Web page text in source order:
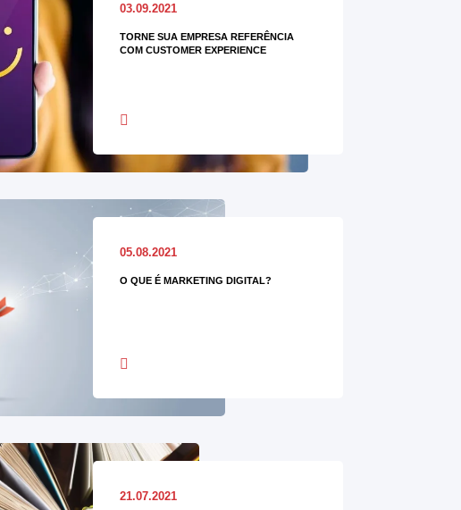
03.09.2021
TORNE SUA EMPRESA REFERÊNCIA
COM CUSTOMER EXPERIENCE
05.08.2021
O QUE É MARKETING DIGITAL?
21.07.2021